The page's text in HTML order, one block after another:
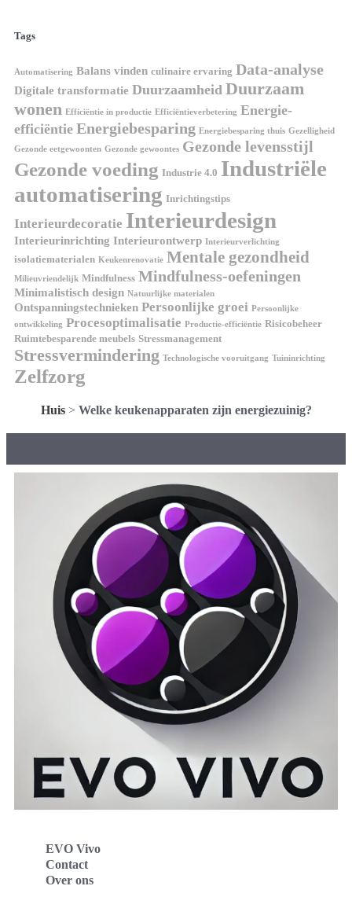
Tags
Automatisering Balans vinden culinaire ervaring Data-analyse
Digitale transformatie Duurzaamheid Duurzaam
wonen Efficiëntie in productie Efficiëntieverbetering Energie-
efficiëntie Energiebesparing Energiebesparing thuis Gezelligheid
Gezonde eetgewoonten Gezonde gewoontes Gezonde levensstijl
Gezonde voeding Industrie 4.0 Industriële
automatisering Inrichtingstips
Interieurdecoratie Interieurdesign
Interieurinrichting Interieurontwerp Interieurverlichting
isolatiematerialen Keukenrenovatie Mentale gezondheid
Milieuvriendelijk Mindfulness Mindfulness-oefeningen
Minimalistisch design Natuurlijke materialen
Ontspanningstechnieken Persoonlijke groei Persoonlijke
ontwikkeling Procesoptimalisatie Productie-efficiëntie Risicobeheer
Ruimtebesparende meubels Stressmanagement
Stressvermindering Technologische vooruitgang Tuininrichting
Zelfzorg
Huis> Welke keukenapparaten zijn energiezuinig?
EVO Vivo
Contact
Over ons